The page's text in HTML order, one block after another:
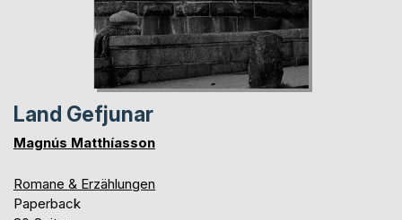
Land Gefjunar
Magnús Matthíasson
Romane & Erzählungen
Paperback